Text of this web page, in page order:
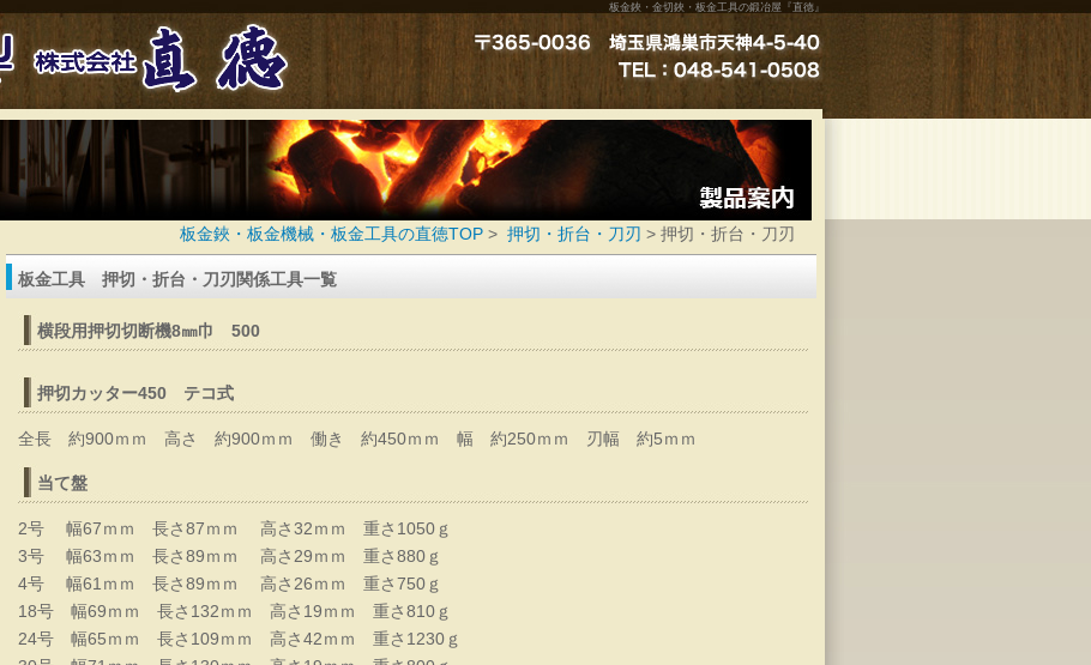
板金鋏・金切鋏・板金工具の鍛冶屋『直徳』
Home
直徳オリジナル鋏
板金鋏・板金機械・板金工具の直徳TOP > 押切・折台・刀刃 > 押切・折台・刀刃
板金工具 押切・折台・刀刃関係工具一覧
横段用押切切断機8㎜巾 500
押切カッター450 テコ式
全長 約900ｍｍ 高さ 約900ｍｍ 働き 約450ｍｍ 幅 約250ｍｍ 刃幅 約5ｍｍ
当て盤
2号 幅67ｍｍ 長さ87ｍｍ 高さ32ｍｍ 重さ1050ｇ
3号 幅63ｍｍ 長さ89ｍｍ 高さ29ｍｍ 重さ880ｇ
4号 幅61ｍｍ 長さ89ｍｍ 高さ26ｍｍ 重さ750ｇ
18号 幅69ｍｍ 長さ132ｍｍ 高さ19ｍｍ 重さ810ｇ
24号 幅65ｍｍ 長さ109ｍｍ 高さ42ｍｍ 重さ1230ｇ